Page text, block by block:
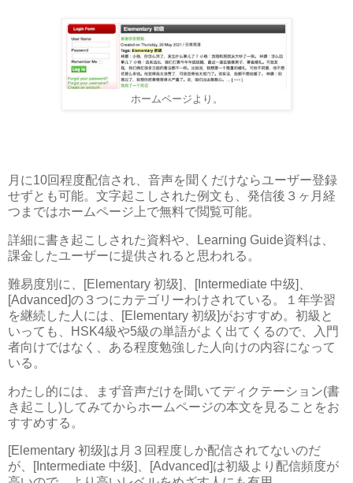
ホームページより。
月に10回程度配信され、音声を聞くだけならユーザー登録
せずとも可能。文字起こしされた例文も、発信後３ヶ月経
つまではホームページ上で無料で閲覧可能。
詳細に書き起こしされた資料や、Learning Guide資料は、
課金したユーザーに提供されると思われる。
難易度別に、[Elementary 初级]、[Intermediate 中级]、
[Advanced]の３つにカテゴリーわけされている。１年学習
を継続した人には、[Elementary 初级]がおすすめ。初級と
いっても、HSK4級や5級の単語がよく出てくるので、入門
者向けではなく、ある程度勉強した人向けの内容になって
いる。
わたし的には、まず音声だけを聞いてディクテーション(書
き起こし)してみてからホームページの本文を見ることをお
すすめする。
[Elementary 初级]は月３回程度しか配信されてないのだ
が、[Intermediate 中级]、[Advanced]は初級より配信頻度が